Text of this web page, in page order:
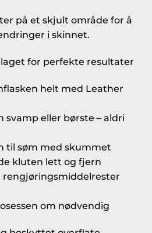
på et skjult område for å
i skinnet.
for perfekte resultater
helt med Leather
svamp eller børste – aldri
til søm med skummet
kluten lett og fjern
rengjøringsmiddelrester
om nødvendig